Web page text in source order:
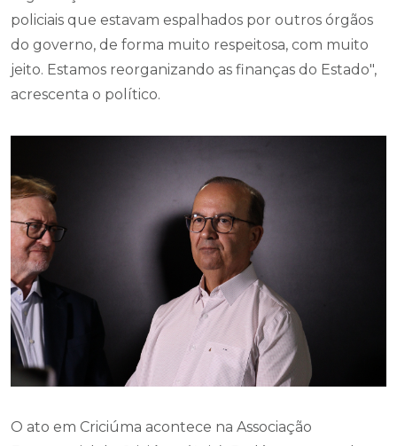
policiais que estavam espalhados por outros órgãos
do governo, de forma muito respeitosa, com muito
jeito. Estamos reorganizando as finanças do Estado",
acrescenta o político.
O ato em Criciúma acontece na Associação